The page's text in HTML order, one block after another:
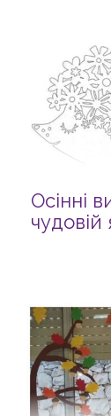
Осінні
чудовій